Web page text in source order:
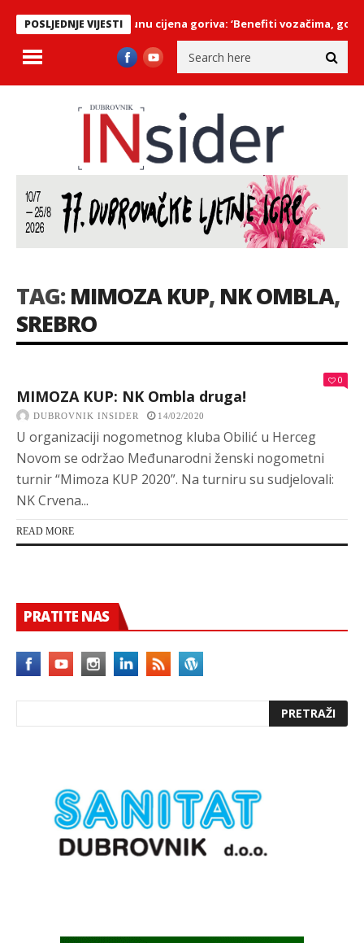
POSLJEDNJE VIJESTI
promjenu u obračunu cijena goriva: ‘Benefiti vozačima,
TAG:MIMOZA KUP, NK OMBLA,
SREBRO
0
MIMOZA KUP: NK Ombla druga!
DUBROVNIK INSIDER 14/02/2020
U organizaciji nogometnog kluba Obilić u Herceg
Novom se održao Međunarodni ženski nogometni
turnir “Mimoza KUP 2020”. Na turniru su sudjelovali:
NK Crvena...
READ MORE
PRATITE NAS